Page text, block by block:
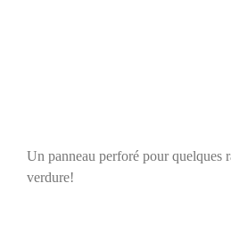
Un panneau perforé pour quelques
verdure!